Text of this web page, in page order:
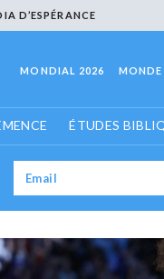
D’ESPÉRANCE
MONDIAL 2026 MONDE
ÉTUDES